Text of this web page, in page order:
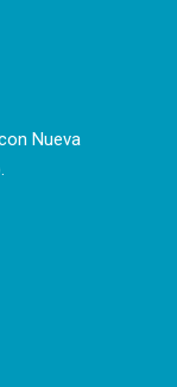
Nueva